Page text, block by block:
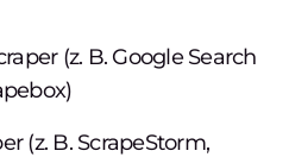
(z. B. Google Search
(z. B. ScrapeStorm,